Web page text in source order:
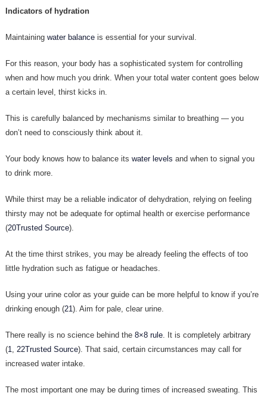
Indicators of hydration
Maintaining water balance is essential for your survival.
For this reason, your body has a sophisticated system for controlling
when and how much you drink. When your total water content goes below
a certain level, thirst kicks in.
This is carefully balanced by mechanisms similar to breathing — you
don’t need to consciously think about it.
Your body knows how to balance its water levels and when to signal you
to drink more.
While thirst may be a reliable indicator of dehydration, relying on feeling
thirsty may not be adequate for optimal health or exercise performance
(20Trusted Source).
At the time thirst strikes, you may be already feeling the effects of too
little hydration such as fatigue or headaches.
Using your urine color as your guide can be more helpful to know if you’re
drinking enough (21). Aim for pale, clear urine.
There really is no science behind the 8×8 rule. It is completely arbitrary
(1, 22Trusted Source). That said, certain circumstances may call for
increased water intake.
The most important one may be during times of increased sweating. This